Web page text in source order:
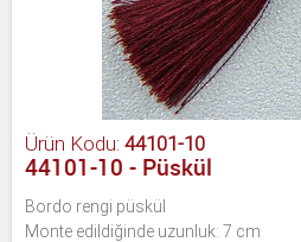
Ürün Kodu: 44101-10
44101-10 - Püskül
Bordo rengi püskül
Monte edildiğinde uzunluk: 7 cm